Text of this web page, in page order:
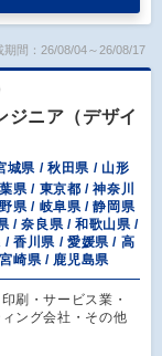
期間：26/08/04～26/08/17
ジニア（デザイ
城県 / 秋田県 / 山形
県 / 東京都 / 神奈川
県 / 岐阜県 / 静岡県
/ 奈良県 / 和歌山県 /
香川県 / 愛媛県 / 高
崎県 / 鹿児島県
刷・サービス業・
ング会社・その他